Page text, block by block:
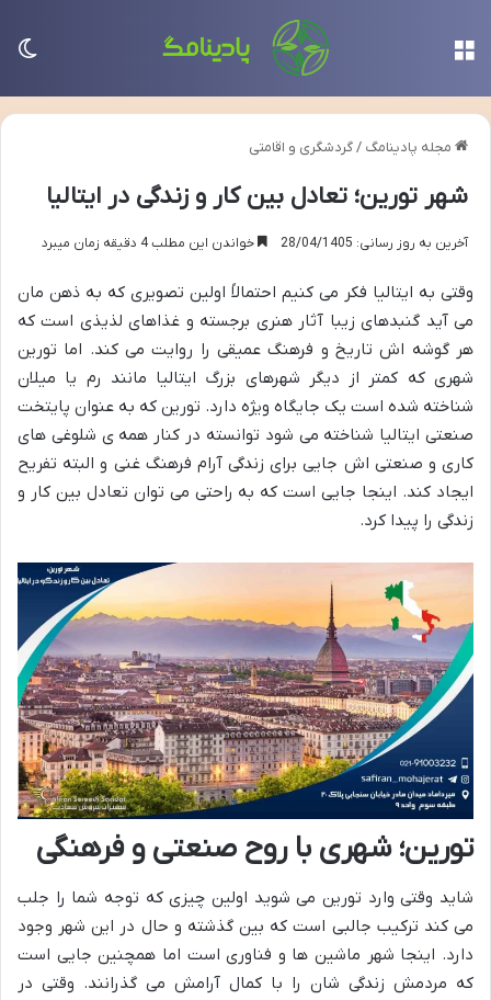
مجله پادینامگ /گردشگری و اقامتی
شهر تورین؛ تعادل بین کار و زندگی در ایتالیا
آخرین به روز رسانی: 28/04/1405 خواندن این مطلب 4 دقیقه زمان میبرد
وقتی به ایتالیا فکر می کنیم احتمالاً اولین تصویری که به ذهن مان
می آید گنبدهای زیبا آثار هنری برجسته و غذاهای لذیذی است که
هر گوشه اش تاریخ و فرهنگ عمیقی را روایت می کند. اما تورین
شهری که کمتر از دیگر شهرهای بزرگ ایتالیا مانند رم یا میلان
شناخته شده است یک جایگاه ویژه دارد. تورین که به عنوان پایتخت
صنعتی ایتالیا شناخته می شود توانسته در کنار همه ی شلوغی های
کاری و صنعتی اش جایی برای زندگی آرام فرهنگ غنی و البته تفریح
ایجاد کند. اینجا جایی است که به راحتی می توان تعادل بین کار و
زندگی را پیدا کرد.
تورین؛ شهری با روح صنعتی و فرهنگی
شاید وقتی وارد تورین می شوید اولین چیزی که توجه شما را جلب
می کند ترکیب جالبی است که بین گذشته و حال در این شهر وجود
دارد. اینجا شهر ماشین ها و فناوری است اما همچنین جایی است
که مردمش زندگی شان را با کمال آرامش می گذرانند. وقتی در